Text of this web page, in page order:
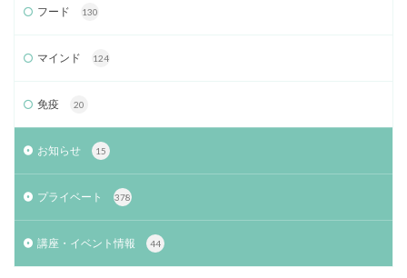
フード 130
マインド 124
免疫 20
お知らせ 15
プライベート 378
講座・イベント情報 44